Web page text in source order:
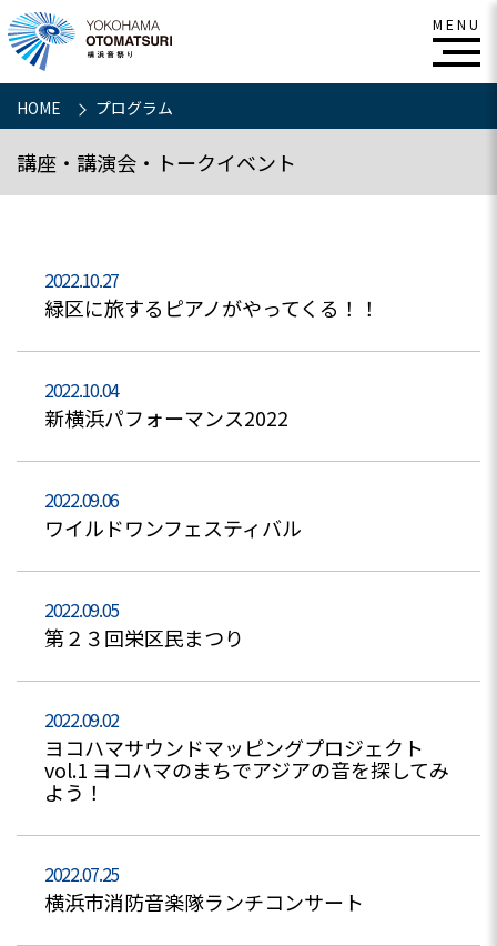
HOME プログラム
講座・講演会・トークイベント
2022.10.27
緑区に旅するピアノがやってくる！！
2022.10.04
新横浜パフォーマンス2022
2022.09.06
ワイルドワンフェスティバル
2022.09.05
第２３回栄区民まつり
2022.09.02
ヨコハマサウンドマッピングプロジェクト
vol.1 ヨコハマのまちでアジアの音を探してみ
よう！
2022.07.25
横浜市消防音楽隊ランチコンサート